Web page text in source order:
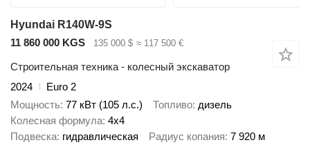
Hyundai R140W-9S
11 860 000 KGS
135 000 $ ≈ 117 500 €
Строительная техника - колесный экскаватор
2024
Euro 2
Мощность 77 кВт (105 л.с.) Топливо дизель
Колесная формула 4x4
Подвеска гидравлическая Радиус копания 7 920 м